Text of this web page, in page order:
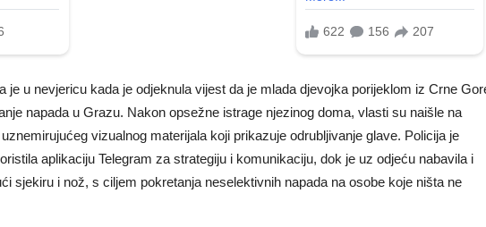
je u nevjericu kada je odjeknula vijest da je mlada djevojka porijeklom iz Crne
napada u Grazu. Nakon opsežne istrage njezinog doma, vlasti su naišle na
vizualnog materijala koji prikazuje odrubljivanje glave. Policija je
aplikaciju Telegram za strategiju i komunikaciju, dok je uz odjeću nabavila i
sjekiru i nož, s ciljem pokretanja neselektivnih napada na osobe koje ništa ne